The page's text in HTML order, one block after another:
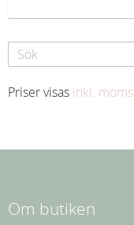
Priser visas inkl. moms
Om butiken